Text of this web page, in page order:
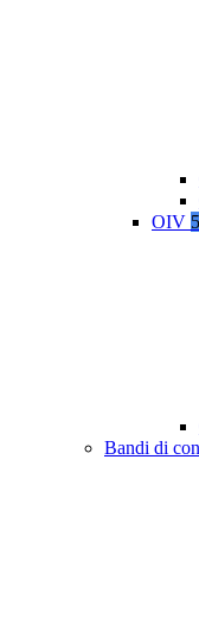
OIV 5
Bandi di